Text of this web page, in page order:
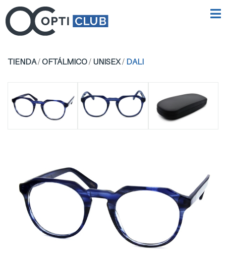
TIENDA/OFTÁLMICO/ UNISEX/ DALI